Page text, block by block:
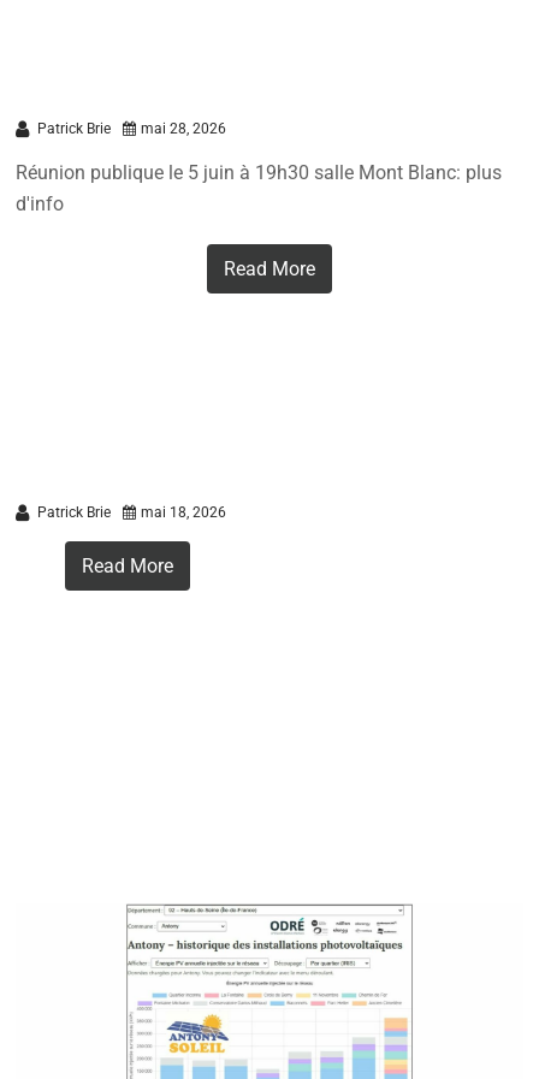
Patrick Brie mai 28, 2026
Réunion publique le 5 juin à 19h30 salle Mont Blanc: plus
d'info
Read More
Patrick Brie mai 18, 2026
Read More